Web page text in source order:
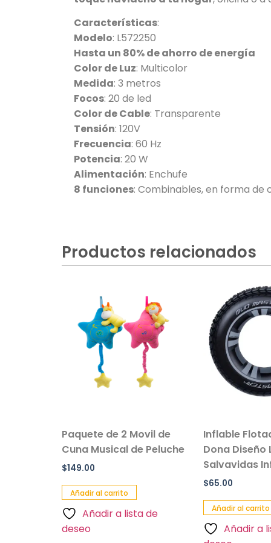
Características:
Modelo: L572250
Hasta un 80% de ahorro de energía
Color de Luz: Multicolor
Medida: 3 metros
Focos: 20 de led
Color de Cable: Transparente
Tensión: 120V
Frecuencia: 60 Hz
Potencia: 20 W
Alimentación: Enchufe
8 funciones: Combinables, en forma de
Productos relacionados
Paquete de 2 Movil de
Cuna Musical de Peluche
$149.00
Añadir al carrito
Añadir a lista de
deseo
Inflable
Dona Diseño
Salvavidas
$65.00
Añadir al carrito
Añadir a